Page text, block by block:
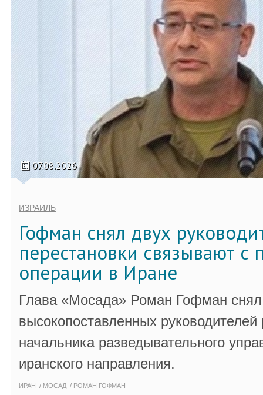
07.08.2026
ИЗРАИЛЬ
Гофман снял двух
перестановки связывают с
операции в Иране
Глава «Мосада» Роман Гофман снял
высокопоставленных
начальника разведывательного
иранского направления.
ИРАН МОСАД РОМАН ГОФМАН